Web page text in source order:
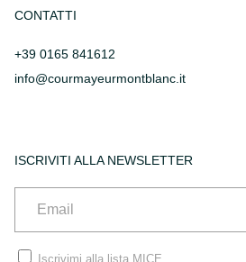
CONTATTI
+39 0165 841612
info@courmayeurmontblanc.it
ISCRIVITI ALLA NEWSLETTER
Iscrivimi alla lista MICE